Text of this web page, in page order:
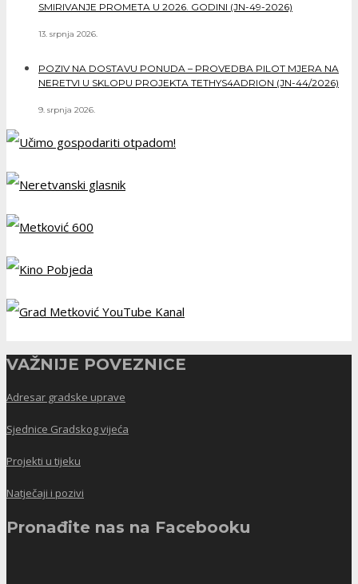
SMIRIVANJE PROMETA U 2026. GODINI (JN-49-2026)
13. srpnja 2026.
POZIV NA DOSTAVU PONUDA – PROVEDBA PILOT MJERA NA
NERETVI U SKLOPU PROJEKTA TETHYS4ADRION (JN-44/2026)
9. srpnja 2026.
VAŽNIJE POVEZNICE
Adresar gradske uprave
Sjednice Gradskog vijeća
Projekti u tijeku
Natječaji i pozivi
Pronađite nas na Facebooku